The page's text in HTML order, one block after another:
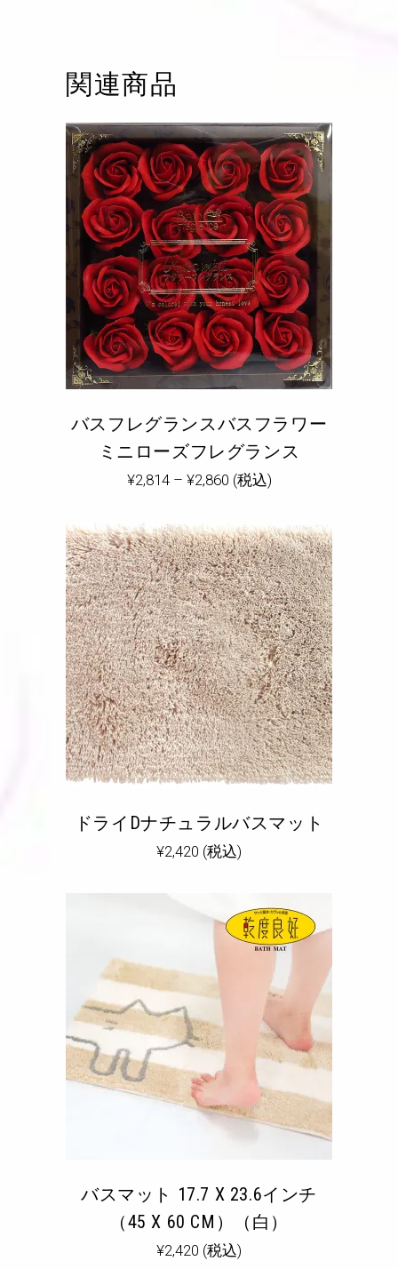
関連商品
バスフレグランスバスフラワー
ミニローズフレグランス
¥2,814– ¥2,860 (税込)
ドライDナチュラルバスマット
¥2,420 (税込)
バスマット 17.7 X 23.6インチ
（45 X 60 CM）（白）
¥2,420 (税込)